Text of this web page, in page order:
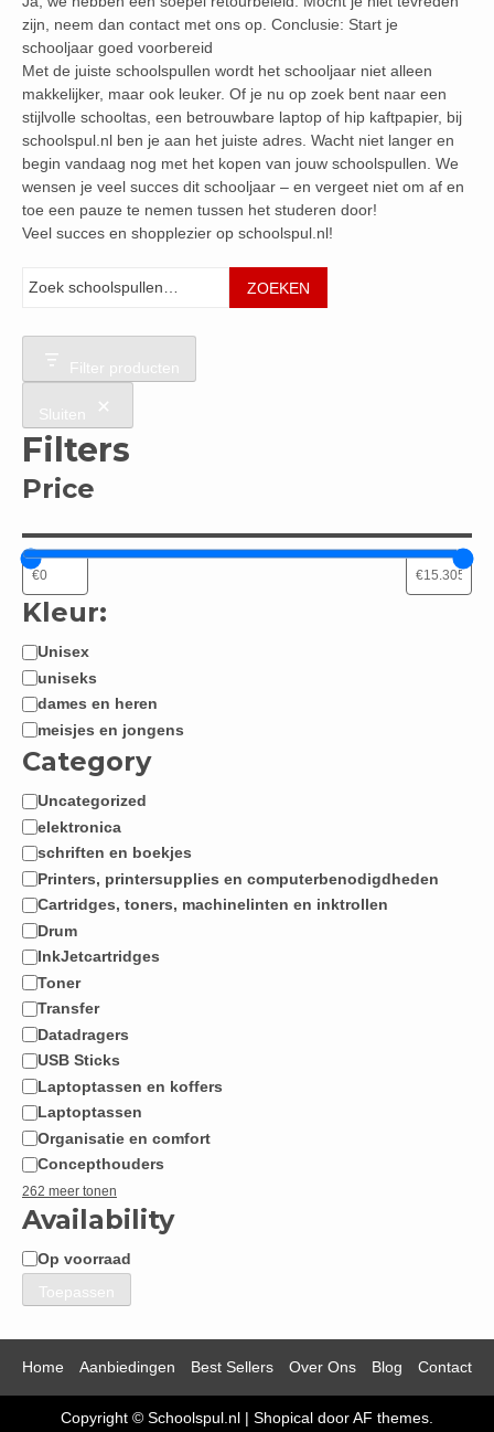
zijn, neem dan contact met ons op. Conclusie: Start je
schooljaar goed voorbereid
Met de juiste schoolspullen wordt het schooljaar niet alleen
makkelijker, maar ook leuker. Of je nu op zoek bent naar een
stijlvolle schooltas, een betrouwbare laptop of hip kaftpapier, bij
schoolspul.nl ben je aan het juiste adres. Wacht niet langer en
begin vandaag nog met het kopen van jouw schoolspullen. We
wensen je veel succes dit schooljaar – en vergeet niet om af en
toe een pauze te nemen tussen het studeren door!
Veel succes en shopplezier op schoolspul.nl!
Zoeken
ZOEKEN
Filter producten
Sluiten
Filters
Price
Kleur:
Jongen
/
Meisje:
Unisex
uniseks
dames en heren
meisjes en jongens
Category
Categorie
Uncategorized
elektronica
schriften en boekjes
Printers, printersupplies en computerbenodigdheden
Cartridges, toners, machinelinten en inktrollen
Drum
InkJetcartridges
Toner
Transfer
Datadragers
USB Sticks
Laptoptassen en koffers
Laptoptassen
Organisatie en comfort
Concepthouders
262 meer tonen
Availability
Beschikbaarheid
Op voorraad
Toepassen
Home Aanbiedingen Best Sellers Over Ons Blog Contact
Copyright © Schoolspul.nl | Shopical door AF themes.